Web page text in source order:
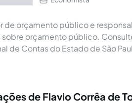
de orçamento público e
orçamento público.
de Contas do Estado de São
de Flavio Corrêa de